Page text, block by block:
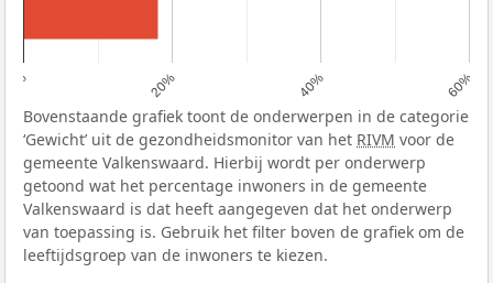
0% 20% 40% 60%
Bovenstaande grafiek toont de onderwerpen in de categorie
‘Gewicht’ uit de gezondheidsmonitor van het RIVM voor de
gemeente Valkenswaard. Hierbij wordt per onderwerp
getoond wat het percentage inwoners in de gemeente
Valkenswaard is dat heeft aangegeven dat het onderwerp
van toepassing is. Gebruik het filter boven de grafiek om de
leeftijdsgroep van de inwoners te kiezen.